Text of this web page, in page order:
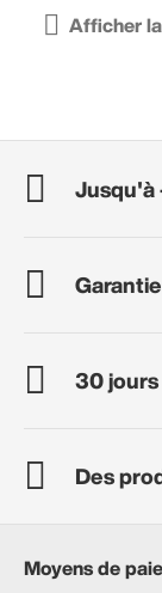
Jusqu'à
30
Des
Moyens de